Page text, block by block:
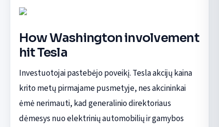
How Washington involvement
hit Tesla
Investuotojai pastebėjo poveikį. Tesla akcijų kaina
krito metų pirmajame pusmetyje, nes akcininkai
ėmė nerimauti, kad generalinio direktoriaus
dėmesys nuo elektrinių automobilių ir gamybos